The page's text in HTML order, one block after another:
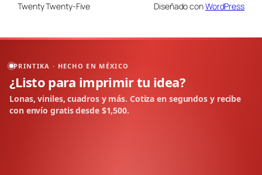
Twenty Twenty-Five Diseñado conWordPress
PRINTIKA · HECHO EN MÉXICO
¿Listo para imprimir tu idea?
Lonas, viniles, cuadros y más. Cotiza en segundos y recibe
con envío gratis desde $1,500.